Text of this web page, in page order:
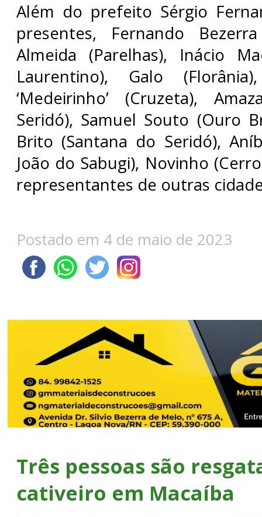
Além do prefeito Sérgio
presentes, Fernando
Almeida (Parelhas), Inácio
Laurentino), Galo
‘Medeirinho’ (Cruzeta),
Seridó), Samuel Souto (Ouro
Brito (Santana do Seridó),
João do Sabugi), Novinho
representantes de outras
Postado em 4 de maio de 2023
Três pessoas são
cativeiro em Macaíba